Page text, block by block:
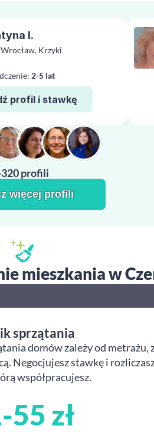
Krzyki
2-5 lat
profil i stawkę
I.
profili
więcej profili
mieszkania w
sprzątania
domów zależy od metrażu,
Negocjujesz stawkę i
współpracujesz.
55 zł